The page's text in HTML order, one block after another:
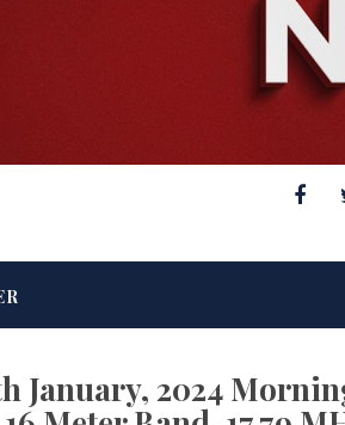
January, 2024